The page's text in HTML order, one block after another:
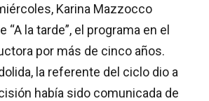
Karina Mazzocco
“A la tarde”, el programa en el
por más de cinco años.
la referente del ciclo dio a
había sido comunicada de